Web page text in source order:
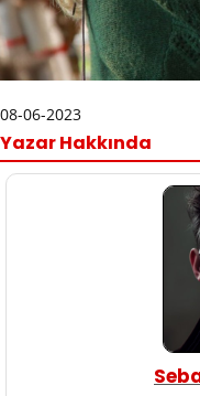
08-06-2023
Yazar Hakkında